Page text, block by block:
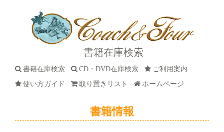
書籍在庫検索
書籍在庫検索 CD・DVD在庫検索
ご利用案内
使い方ガイド
取り置きリスト ホームページ
書籍情報